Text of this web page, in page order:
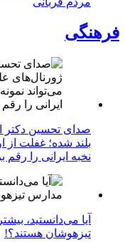
فرهنگی
صدای تحسین دکتر
بلند شده؛ غفلت از
نخبه ایرانی را رقم
آیا می‌دانستید،
تیزهوشان هستند؟!